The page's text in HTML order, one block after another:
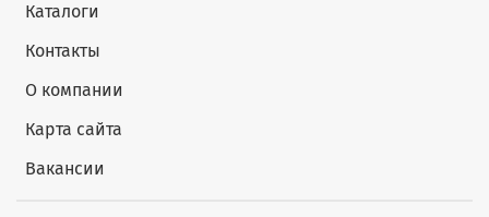
Каталоги
Контакты
О компании
Карта сайта
Вакансии